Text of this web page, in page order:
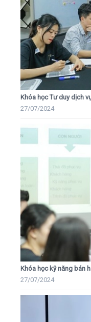
Khóa học Tư duy dịch
27/07/2024
Khóa học kỹ năng bán
27/07/2024